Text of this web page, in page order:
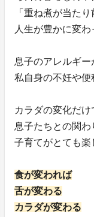
「重ね煮が当た
人生が豊かに変わ
息子のアレルギー
私自身の不妊や便
カラダの変化だけ
息子たちとの関わ
子育てがとても楽
食が変われば
舌が変わる
カラダが変わる